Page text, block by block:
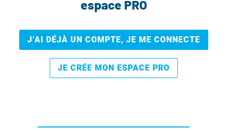
espace PRO
J’AI DÉJÀ UN COMPTE, JE ME CONNECTE
JE CRÉE MON ESPACE PRO